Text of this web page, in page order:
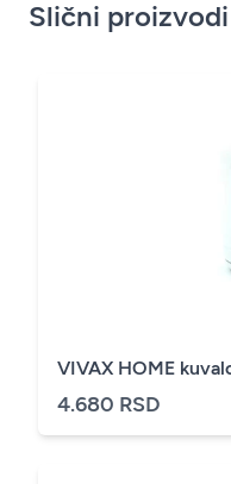
Slični proizvodi
VIVAX HOME
4.680 RSD